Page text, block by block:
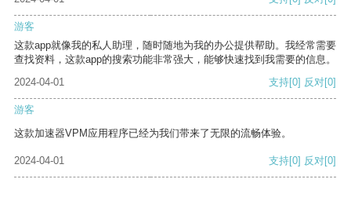
游客
这款app就像我的私人助理，随时随地为我的办公提供帮助。我经常需要
查找资料，这款app的搜索功能非常强大，能够快速找到我需要的信息。
2024-04-01
支持[0] 反对[0]
游客
这款加速器VPM应用程序已经为我们带来了无限的流畅体验。
2024-04-01 支持[0] 反对[0]